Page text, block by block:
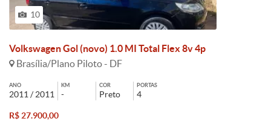
10
Volkswagen Gol (novo) 1.0 MI Total Flex 8v 4p
Brasília/Plano Piloto - DF
ANO
2011 / 2011
KM
-
COR
Preto
PORTAS
4
R$ 27.900,00